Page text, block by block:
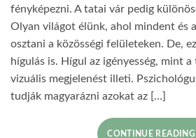
fényképezni. A tatai vár pedig
Olyan világot élünk, ahol mindent és
osztani a közösségi felületeken. De,
hígulás is. Hígul az igényesség, mint
vizuális megjelenést illeti.
tudják magyarázni azokat az […]
CONTINUE